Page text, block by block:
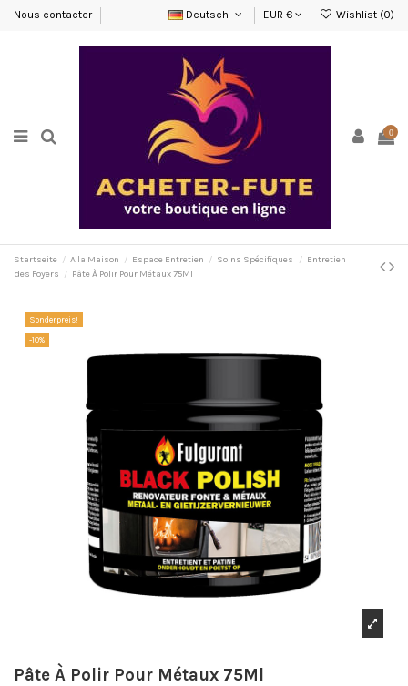
Nous contacter Deutsch EUR € Wishlist (0)
0
Startseite A la Maison Espace Entretien Soins Spécifiques
Entretien
des Foyers
Pâte À Polir Pour Métaux 75Ml
Sonderpreis!
-10%
Pâte À Polir Pour Métaux 75Ml